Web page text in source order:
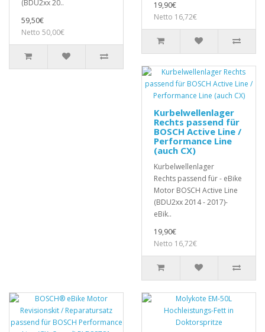
(BDU2xx 20..
59,50€
Netto 50,00€
19,90€
Netto 16,72€
Kurbelwellenlager
Rechts passend für
BOSCH Active Line /
Performance Line
(auch CX)
Kurbelwellenlager
Rechts passend für - eBike
Motor BOSCH Active Line
(BDU2xx 2014 - 2017)-
eBik..
19,90€
Netto 16,72€